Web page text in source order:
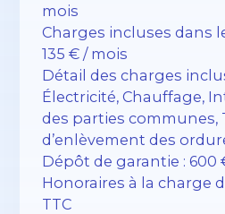
mois
Charges incluses dans
135 € / mois
Détail des charges
Électricité, Chauffage,
des parties communes,
d’enlèvement des
Dépôt de garantie : 600
Honoraires à la charge
TTC